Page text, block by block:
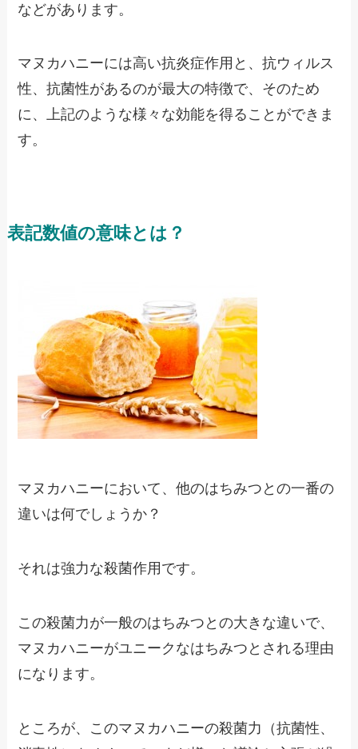
などがあります。
マヌカハニーには高い抗炎症作用と、抗ウィルス
性、抗菌性があるのが最大の特徴で、そのため
に、上記のような様々な効能を得ることができま
す。
表記数値の意味とは？
マヌカハニーにおいて、他のはちみつとの一番の
違いは何でしょうか？
それは強力な殺菌作用です。
この殺菌力が一般のはちみつとの大きな違いで、
マヌカハニーがユニークなはちみつとされる理由
になります。
ところが、このマヌカハニーの殺菌力（抗菌性、